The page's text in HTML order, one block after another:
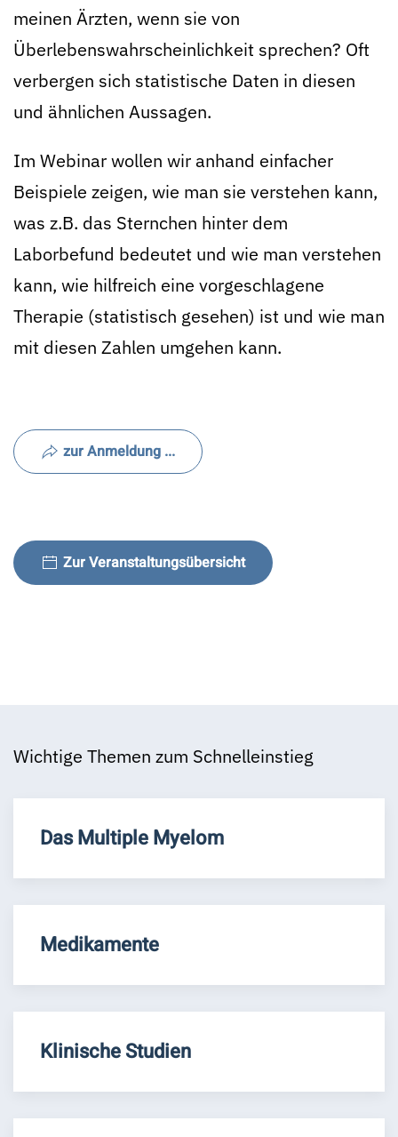
meinen Ärzten, wenn sie von
Überlebenswahrscheinlichkeit sprechen? Oft
verbergen sich statistische Daten in diesen
und ähnlichen Aussagen.
Im Webinar wollen wir anhand einfacher
Beispiele zeigen, wie man sie verstehen kann,
was z.B. das Sternchen hinter dem
Laborbefund bedeutet und wie man verstehen
kann, wie hilfreich eine vorgeschlagene
Therapie (statistisch gesehen) ist und wie man
mit diesen Zahlen umgehen kann.
zur Anmeldung ...
Zur Veranstaltungsübersicht
Wichtige Themen zum Schnelleinstieg
Das Multiple Myelom
Medikamente
Klinische Studien